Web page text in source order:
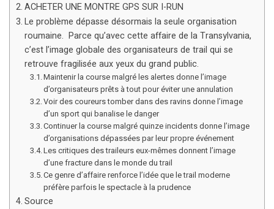
ACHETER UNE MONTRE GPS SUR I-RUN
Le problème dépasse désormais la seule organisation
roumaine. Parce qu’avec cette affaire de la Transylvania,
c’est l’image globale des organisateurs de trail qui se
retrouve fragilisée aux yeux du grand public.
Maintenir la course malgré les alertes donne l’image
d’organisateurs prêts à tout pour éviter une annulation
Voir des coureurs tomber dans des ravins donne l’image
d’un sport qui banalise le danger
Continuer la course malgré quinze incidents donne l’image
d’organisations dépassées par leur propre événement
Les critiques des traileurs eux-mêmes donnent l’image
d’une fracture dans le monde du trail
Ce genre d’affaire renforce l’idée que le trail moderne
préfère parfois le spectacle à la prudence
Source